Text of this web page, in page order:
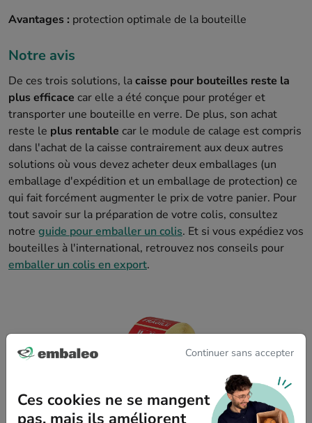
Avantages : protection optimale de la bouteille
Notre avis
De ces trois solutions, lacaisse pour bouteilles reste la
plus efficace car elle a été conçue pour protéger et
transporter une bouteille en verre. De plus, son achat
reste le plus rentable car le module de calage est compris
dans l'achat de la caisse contrairement aux deux autres
solutions où vous devez acheter deux emballages (un
emballage d'expédition et un emballage de protection) ce
qui fait forcément augmenter le prix de votre panier. Pour
tout savoir sur la préparation de votre colis, consultez
notre guide pour emballer un colis. Et si vous expédiez vos
bouteilles à l'international, retrouvez nos conseils pour
emballer un colis en export.
Continuer sans accepter
Ces cookies ne se mangent
pas, mais ils améliorent